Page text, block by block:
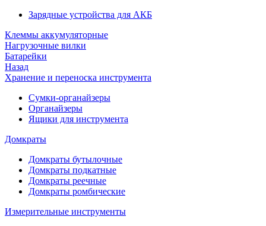
Зарядные устройства для АКБ
Клеммы аккумуляторные
Нагрузочные вилки
Батарейки
Назад
Хранение и переноска инструмента
Сумки-органайзеры
Органайзеры
Ящики для инструмента
Домкраты
Домкраты бутылочные
Домкраты подкатные
Домкраты реечные
Домкраты ромбические
Измерительные инструменты